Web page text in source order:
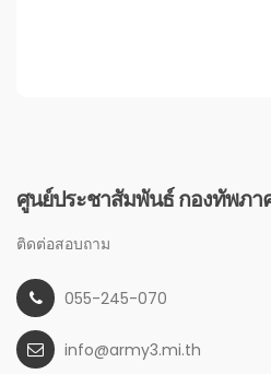
ศูนย์ประชาสัมพันธ์ กองทัพภา
ติดต่อสอบถาม
055-245-070
info@army3.mi.th